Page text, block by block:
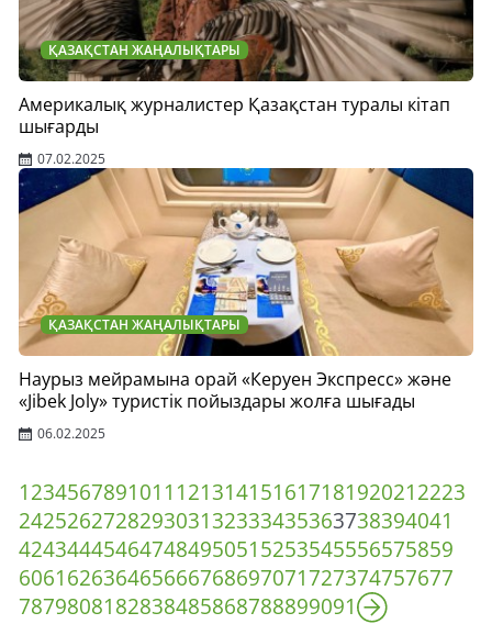
ҚАЗАҚСТАН ЖАҢАЛЫҚТАРЫ
Америкалық журналистер Қазақстан туралы кітап
шығарды
07.02.2025
ҚАЗАҚСТАН ЖАҢАЛЫҚТАРЫ
Наурыз мейрамына орай «Керуен Экспресс» және
«Jibek Joly» туристік пойыздары жолға шығады
06.02.2025
1234567891011 121314151617181920212223
242526272829303132333435363738394041
424344454647484950515253545556575859
606162636465666768697071727374757677
7879808182838485868788899091